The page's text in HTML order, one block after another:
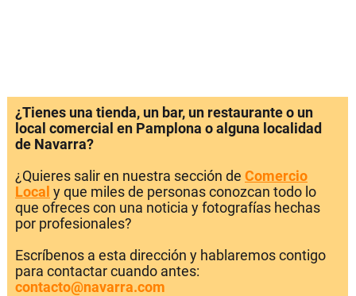
¿Tienes una tienda, un bar, un restaurante o un
local comercial en Pamplona o alguna localidad
de Navarra?
¿Quieres salir en nuestra sección de Comercio
Local y que miles de personas conozcan todo lo
que ofreces con una noticia y fotografías hechas
por profesionales?
Escríbenos a esta dirección y hablaremos contigo
para contactar cuando antes:
contacto@navarra.com